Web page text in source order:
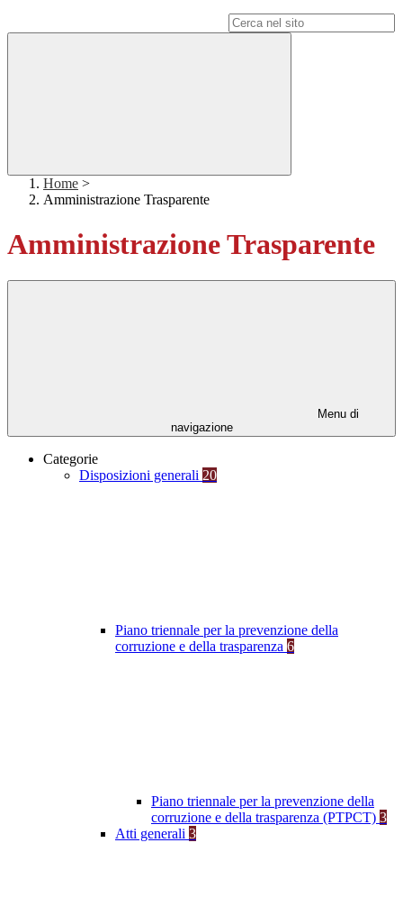
Home >
Amministrazione Trasparente
Amministrazione Trasparente
Menu di
navigazione
Categorie
Disposizioni generali 20
Piano triennale per la prevenzione della
corruzione e della trasparenza 6
Piano triennale per la prevenzione della
corruzione e della trasparenza (PTPCT) 3
Atti generali 3